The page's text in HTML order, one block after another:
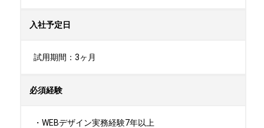
入社予定日
試用期間：3ヶ月
必須経験
・WEBデザイン実務経験7年以上